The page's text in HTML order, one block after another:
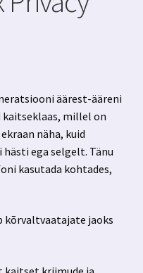
äärest-ääreni
millel on
näha, kuid
ega selgelt. Tänu
kasutada kohtades,
kõrvaltvaatajate jaoks